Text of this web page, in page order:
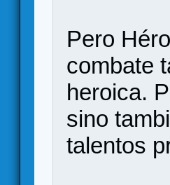
Pero
combate
heroica.
sino
talentos